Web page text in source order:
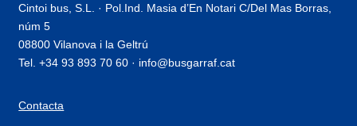
Cintoi bus, S.L. · Pol.Ind. Masia d’En Notari C/Del Mas Borras,
núm 5
08800 Vilanova i la Geltrú
Tel. +34 93 893 70 60 · info@busgarraf.cat
Contacta